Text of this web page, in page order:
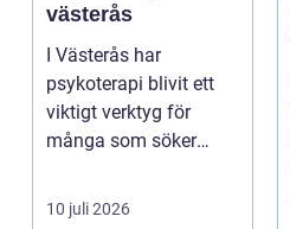
västerås
I Västerås har
psykoterapi blivit ett
viktigt verktyg för
många som söker
välmående i liv...
10 juli 2026